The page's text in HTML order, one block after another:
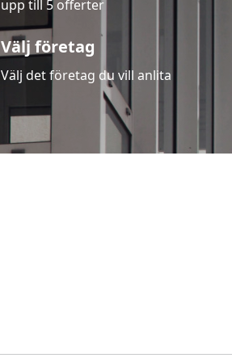
upp till 5 offerter
Välj företag
Välj det företag du vill anlita